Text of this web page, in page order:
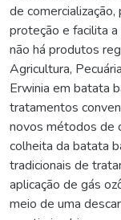
de
proteção e facilita
não há produtos
Agricultura,
Erwinia em batata
tratamentos
novos métodos de
colheita da batata
tradicionais de
aplicação de gás
meio de uma